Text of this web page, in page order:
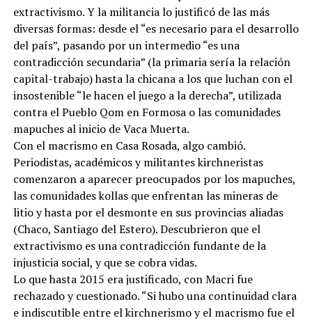
extractivismo. Y la militancia lo justificó de las más
diversas formas: desde el “es necesario para el desarrollo
del país”, pasando por un intermedio “es una
contradicción secundaria” (la primaria sería la relación
capital-trabajo) hasta la chicana a los que luchan con el
insostenible “le hacen el juego a la derecha”, utilizada
contra el Pueblo Qom en Formosa o las comunidades
mapuches al inicio de Vaca Muerta.
Con el macrismo en Casa Rosada, algo cambió.
Periodistas, académicos y militantes kirchneristas
comenzaron a aparecer preocupados por los mapuches,
las comunidades kollas que enfrentan las mineras de
litio y hasta por el desmonte en sus provincias aliadas
(Chaco, Santiago del Estero). Descubrieron que el
extractivismo es una contradicción fundante de la
injusticia social, y que se cobra vidas.
Lo que hasta 2015 era justificado, con Macri fue
rechazado y cuestionado. “Si hubo una continuidad clara
e indiscutible entre el kirchnerismo y el macrismo fue el